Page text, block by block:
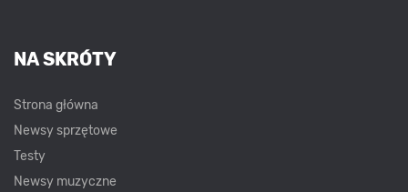
NA SKRÓTY
Strona główna
Newsy sprzętowe
Testy
Newsy muzyczne